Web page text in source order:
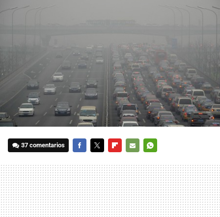
37 comentarios
MAIL